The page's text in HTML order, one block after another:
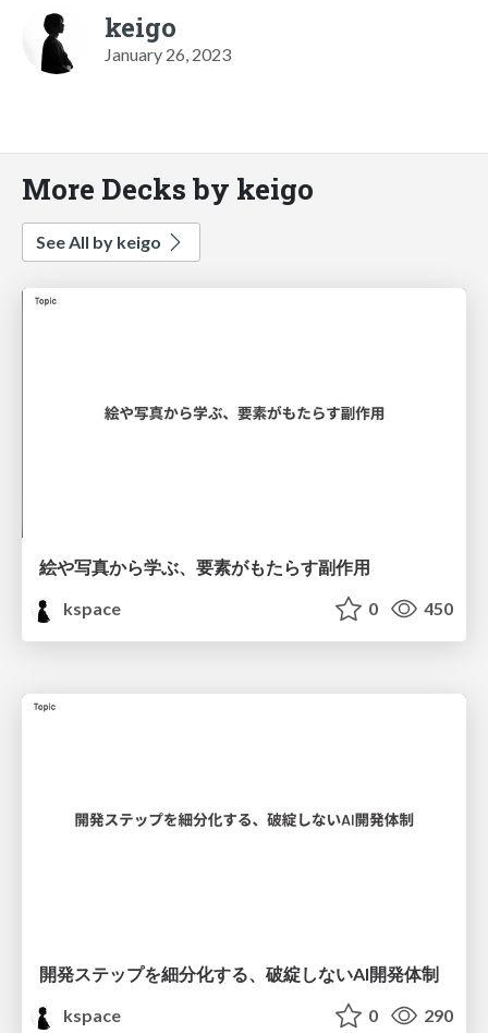
keigo
January 26, 2023
More Decks by keigo
See All by keigo
絵や写真から学ぶ、要素がもたらす副作用
kspace
0 450
開発ステップを細分化する、破綻しないAI開発体制
kspace
0 290